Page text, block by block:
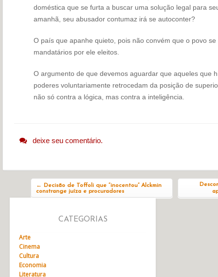
doméstica que se furta a buscar uma solução legal para
amanhã, seu abusador contumaz irá se autoconter?
O país que apanhe quieto, pois não convém que o povo
mandatários por ele eleitos.
O argumento de que devemos aguardar que aqueles que
poderes voluntariamente retrocedam da posição de
não só contra a lógica, mas contra a inteligência.
deixe seu comentário.
←
Decisão de Toffoli que “inocentou” Alckmin
constrange juíza e procuradores
CATEGORIAS
Arte
Cinema
Cultura
Economia
Literatura